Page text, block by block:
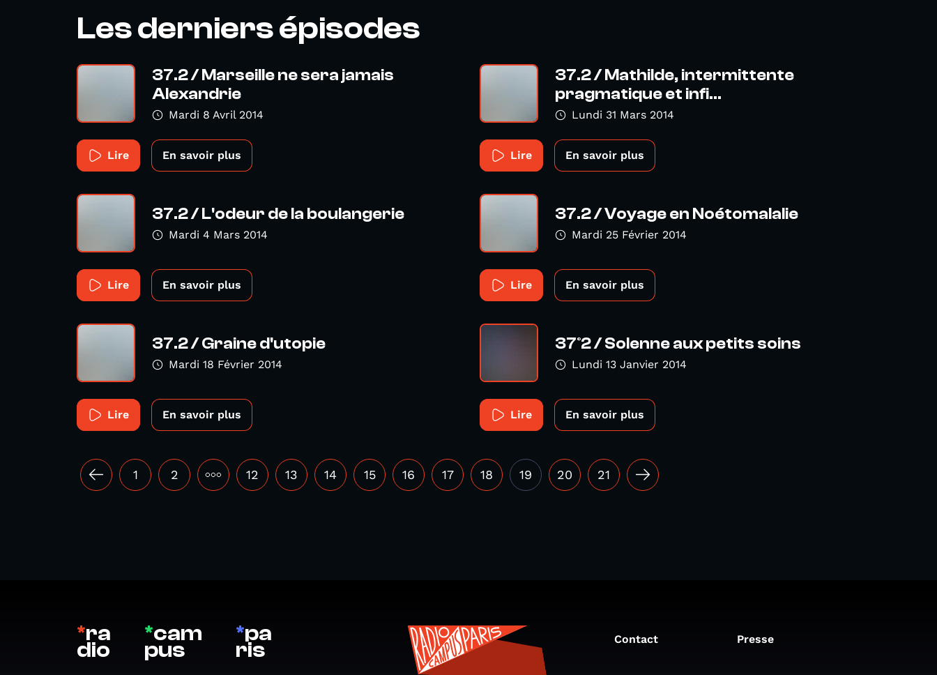
Les derniers épisodes
37.2 / Marseille ne sera jamais
Alexandrie
Mardi 8 Avril 2014
Lire En savoir plus
37.2 / Mathilde, intermittente
pragmatique et infi...
Lundi 31 Mars 2014
Lire En savoir plus
37.2 / L'odeur de la boulangerie
Mardi 4 Mars 2014
Lire En savoir plus
37.2 / Voyage en Noétomalalie
Mardi 25 Février 2014
Lire En savoir plus
37.2 / Graine d'utopie
Mardi 18 Février 2014
Lire En savoir plus
37°2 / Solenne aux petits soins
Lundi 13 Janvier 2014
Lire En savoir plus
1 2 ••• 12 13 14 15 16 17 18 19 20 21
*ra
dio
*cam
pus
*pa
ris Contact Presse